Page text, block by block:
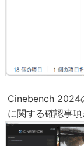
Cinebench 2024
に関する確認事項